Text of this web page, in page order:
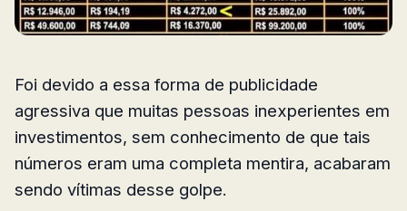
Foi devido a essa forma de publicidade
agressiva que muitas pessoas inexperientes em
investimentos, sem conhecimento de que tais
números eram uma completa mentira, acabaram
sendo vítimas desse golpe.